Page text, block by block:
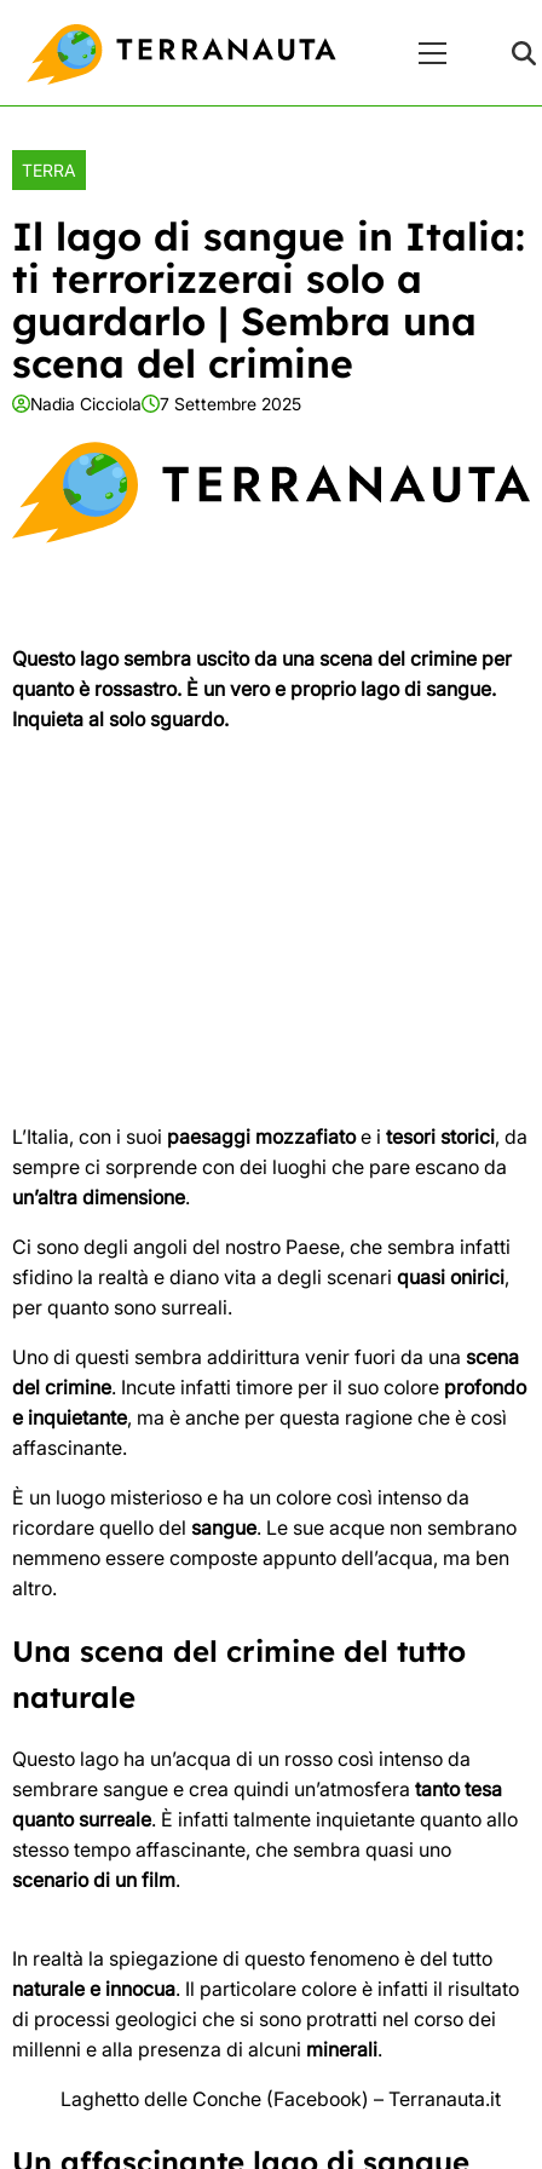
content
Principale
TERRA
Il lago di sangue in Italia:
ti terrorizzerai solo a
guardarlo | Sembra una
scena del crimine
Nadia Cicciola 7 Settembre 2025
Questo lago sembra uscito da una scena del crimine per
quanto è rossastro. È un vero e proprio lago di sangue.
Inquieta al solo sguardo.
L’Italia, con i suoi paesaggi mozzafiatoe i tesori storici, da
sempre ci sorprende con dei luoghi che pare escano da
un’altra dimensione.
Ci sono degli angoli del nostro Paese, che sembra infatti
sfidino la realtà e diano vita a degli scenari quasi onirici,
per quanto sono surreali.
Uno di questi sembra addirittura venir fuori da una scena
del crimine. Incute infatti timore per il suo colore profondo
e inquietante, ma è anche per questa ragione che è così
affascinante.
È un luogo misterioso e ha un colore così intenso da
ricordare quello del sangue. Le sue acque non sembrano
nemmeno essere composte appunto dell’acqua, ma ben
altro.
Una scena del crimine del tutto
naturale
Questo lago ha un’acqua di un rosso così intenso da
sembrare sangue e crea quindi un’atmosfera tanto tesa
quanto surreale. È infatti talmente inquietante quanto allo
stesso tempo affascinante, che sembra quasi uno
scenario di un film.
In realtà la spiegazione di questo fenomeno è del tutto
naturale e innocua. Il particolare colore è infatti il risultato
di processi geologici che si sono protratti nel corso dei
millenni e alla presenza di alcuni minerali.
Laghetto delle Conche (Facebook) – Terranauta.it
Un affascinante lago di sangue